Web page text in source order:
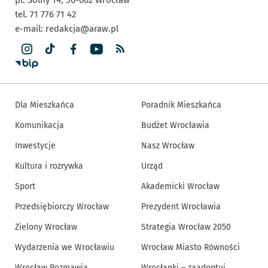
tel. 71 776 71 42
e-mail: redakcja@araw.pl
Dla Mieszkańca
Komunikacja
Inwestycje
Kultura i rozrywka
Sport
Przedsiębiorczy Wrocław
Zielony Wrocław
Wydarzenia we Wrocławiu
Poradnik Mieszkańca
Budżet Wrocławia
Nasz Wrocław
Urząd
Akademicki Wrocław
Prezydent Wrocławia
Strategia Wrocław 2050
Wrocław Miasto Równości